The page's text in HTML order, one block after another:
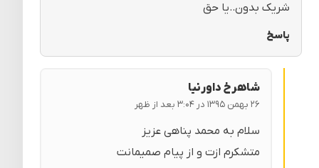
شریک بدون..یا حق
پاسخ
شاهرخ داورنیا
۲۶ بهمن ۱۳۹۵ در ۳:۰۴ بعد از ظهر
سلام به محمد پناهی عزیز
متشکرم ازت و از پیام صمیمانت